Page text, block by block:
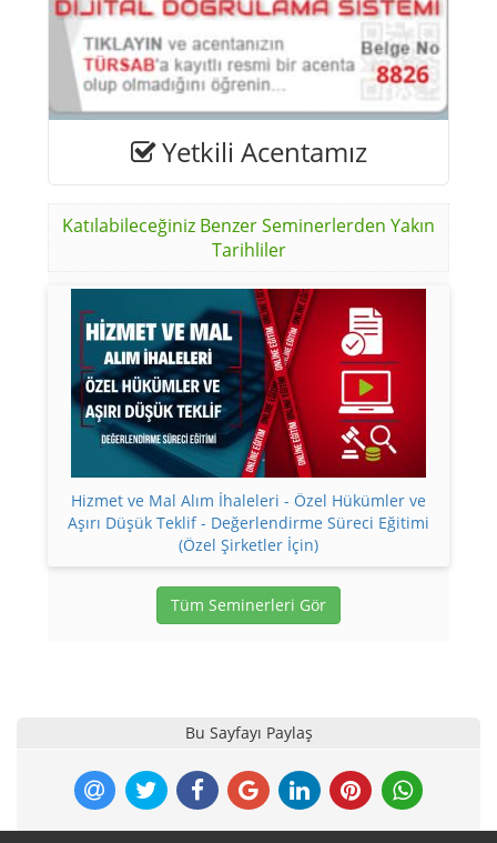
Yetkili Acentamız
Katılabileceğiniz Benzer Seminerlerden Yakın
Tarihliler
Hizmet ve Mal Alım İhaleleri - Özel Hükümler ve
Aşırı Düşük Teklif - Değerlendirme Süreci Eğitimi
(Özel Şirketler İçin)
Tüm Seminerleri Gör
Bu Sayfayı Paylaş